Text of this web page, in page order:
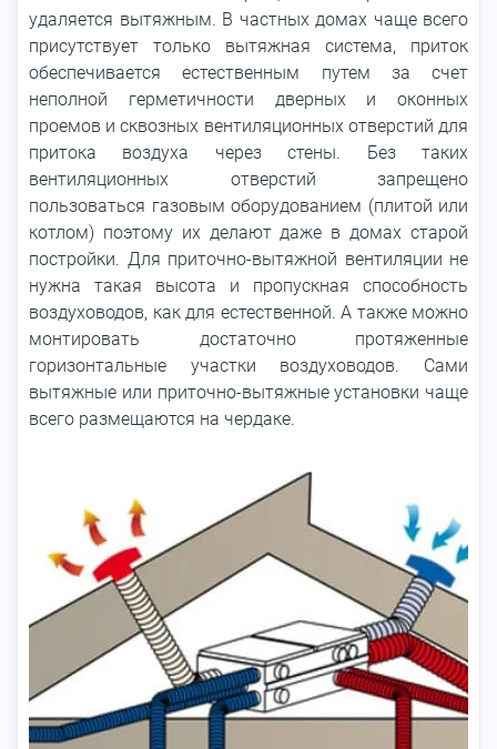
удаляется вытяжным. В частных домах чаще всего
присутствует только вытяжная система, приток
обеспечивается естественным путем за счет
неполной герметичности дверных и оконных
проемов и сквозных вентиляционных отверстий для
притока воздуха через стены. Без таких
вентиляционных отверстий запрещено
пользоваться газовым оборудованием (плитой или
котлом) поэтому их делают даже в домах старой
постройки. Для приточно-вытяжной вентиляции не
нужна такая высота и пропускная способность
воздуховодов, как для естественной. А также можно
монтировать достаточно протяженные
горизонтальные участки воздуховодов. Сами
вытяжные или приточно-вытяжные установки чаще
всего размещаются на чердаке.